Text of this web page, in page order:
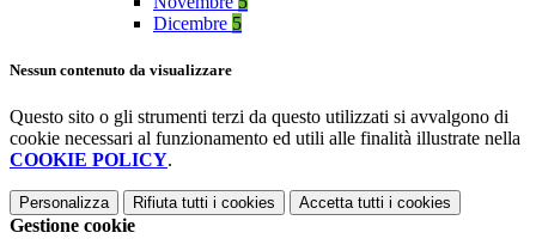
Dicembre 5
Nessun contenuto da visualizzare
Questo sito o gli strumenti terzi da questo utilizzati si avvalgono di
cookie necessari al funzionamento ed utili alle finalità illustrate nella
COOKIE POLICY.
Personalizza Rifiuta tutti i cookies Accetta tutti i cookies
Gestione cookie